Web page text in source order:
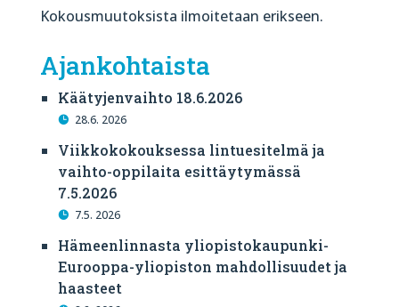
Kokousmuutoksista ilmoitetaan erikseen.
Ajankohtaista
Käätyjenvaihto 18.6.2026
28.6. 2026
Viikkokokouksessa lintuesitelmä ja
vaihto-oppilaita esittäytymässä
7.5.2026
7.5. 2026
Hämeenlinnasta yliopistokaupunki-
Eurooppa-yliopiston mahdollisuudet ja
haasteet